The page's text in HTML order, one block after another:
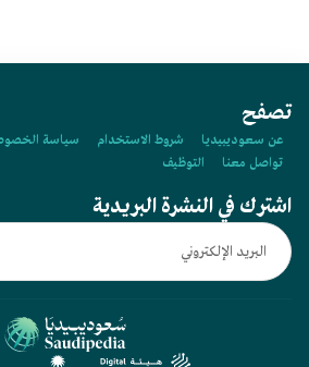
تصفح
عن سعوديبيديا شروط الاستخدام سياسة
تواصل معنا
التوظيف
اشترك في النشرة البريدية